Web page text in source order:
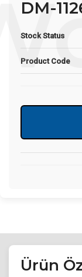
DM-
Stock Status
Product Code
Ürün